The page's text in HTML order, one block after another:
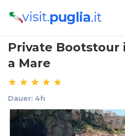
Private Bootstour
a Mare
Dauer: 4h